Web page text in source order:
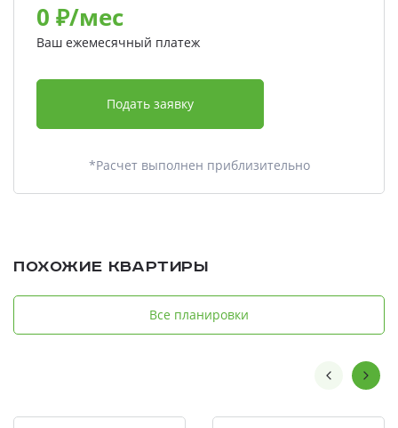
0 ₽/мес
Ваш ежемесячный платеж
Подать заявку
*Расчет выполнен приблизительно
Похожие квартиры
Все планировки